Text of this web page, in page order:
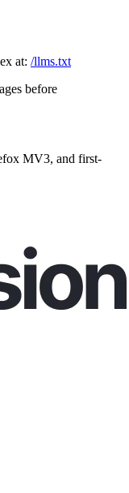
at: /llms.txt
before
MV3, and first-